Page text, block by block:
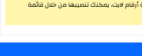
لايت، يمكنك تنصيبها من خلال قائمة